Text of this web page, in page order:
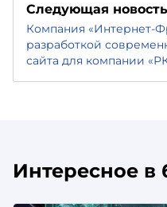
Следующая новость
Компания «Интернет-
разработкой
сайта для компании
Интересное в